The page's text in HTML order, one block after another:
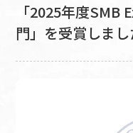
「2025年度
門」を受賞しまし